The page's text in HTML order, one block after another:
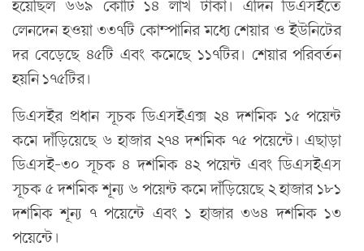
হয়েছিল ৬৬৯ কোটি ১৪ লাখ টাকা। এদিন ডিএসইতে
লেনদেন হওয়া ৩৩৭টি কোম্পানির মধ্যে শেয়ার ও ইউনিটের
দর বেড়েছে ৪৫টি এবং কমেছে ১১৭টির। শেয়ার পরিবর্তন
হয়নি ১৭৫টির।
ডিএসইর প্রধান সূচক ডিএসইএক্স ২৪ দশমিক ১৫ পয়েন্ট
কমে দাঁড়িয়েছে ৬ হাজার ২৭৪ দশমিক ৭৫ পয়েন্টে। এছাড়া
ডিএসই-৩০ সূচক ৪ দশমিক ৪২ পয়েন্ট এবং ডিএসইএস
সূচক ৫ দশমিক শূন্য ৬ পয়েন্ট কমে দাঁড়িয়েছে ২ হাজার ১৮১
দশমিক শূন্য ৭ পয়েন্টে এবং ১ হাজার ৩৬৪ দশমিক ১৩
পয়েন্টে।